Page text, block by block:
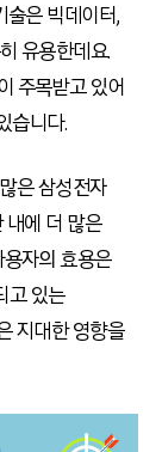
술은 빅데이터,
유용한데요.
주목받고 있어
습니다.
은 삼성전자
내에 더 많은
자의 효용은
고 있는
지대한 영향을